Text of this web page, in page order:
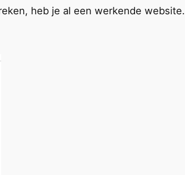
heb je al een werkende website.